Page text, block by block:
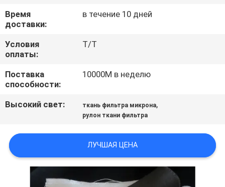
СПРОСИТЕ
ЦИТАТУ
КАРТА
САЙТА
PRIVACY
Время
доставки:
в течение 10 дней
Условия
оплаты:
T/T
Поставка
способности:
10000M в неделю
Высокий свет: ткань фильтра микрона,
рулон ткани фильтра
ЛУЧШАЯ ЦЕНА